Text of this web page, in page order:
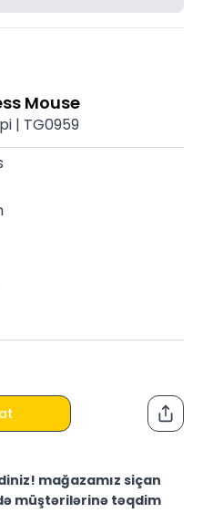
Mouse
| TG0959
mağazamız siçan
müştərilərinə təqdim